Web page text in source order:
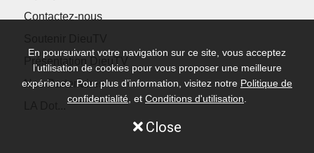
Contactez-nous
Présentation DieuTV
Nos Partenaires
En poursuivant votre navigation sur ce site, vous acceptez
l’utilisation de cookies pour vous proposer une meilleure
expérience. Pour plus d’information, visitez notre Politique de
confidentialité , et Conditions d'utilisation